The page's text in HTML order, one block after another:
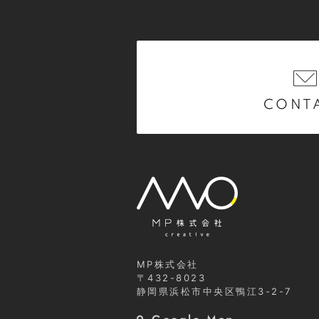
MP株式会社
〒432-8023
静岡県浜松市中央区鴨江3-2-7